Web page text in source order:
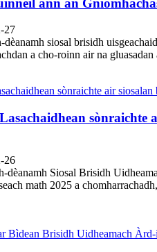
ann an
27
siosal brisidh
a cho-roinn air na
sònraichte
26
dèanamh Siosal Brisidh
math 2025 a